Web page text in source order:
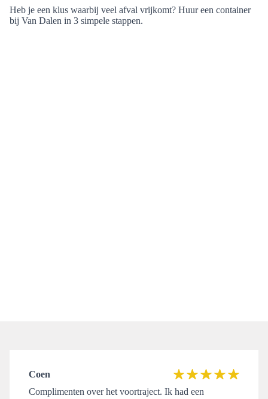
Heb je een klus waarbij veel afval vrijkomt? Huur een container
bij Van Dalen in 3 simpele stappen.
Coen
Complimenten over het voortraject. Ik had een